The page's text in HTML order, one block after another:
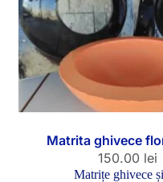
Matrita ghivece
150.00 lei
Matrițe ghivece